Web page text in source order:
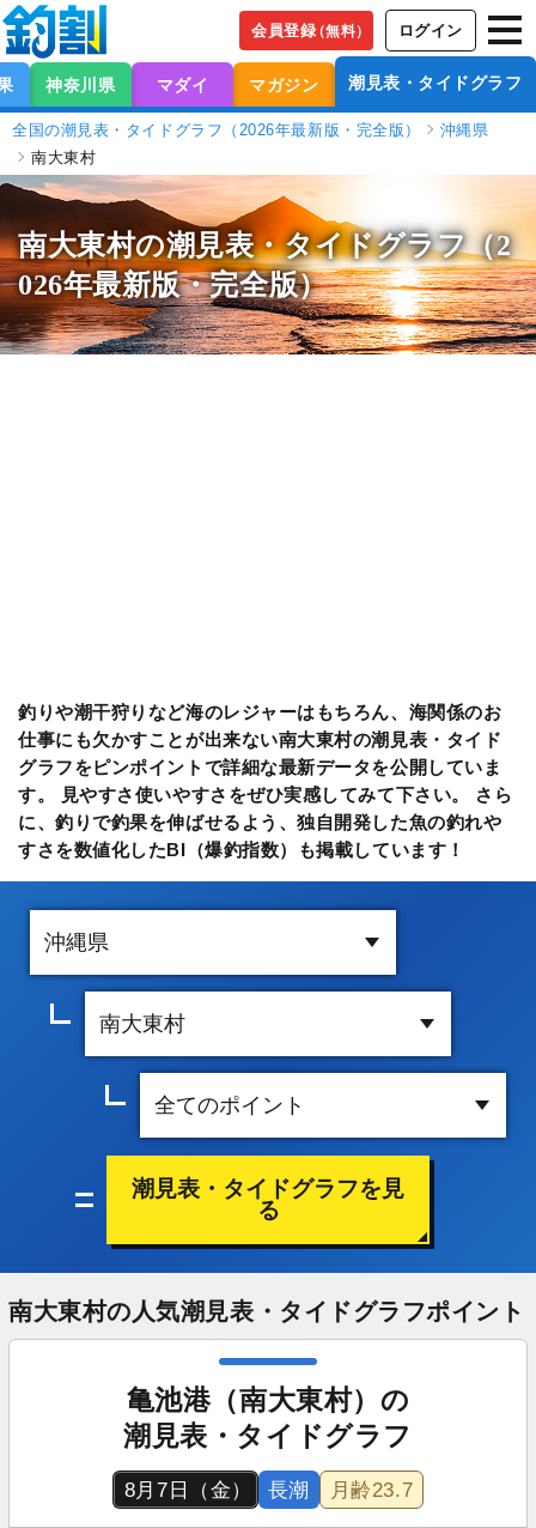
会員登録（無料） ログイン
神奈川県 マダイ マガジン 潮見表・タイドグラフ
全国の潮見表・タイドグラフ（2026年最新版・完全版）
沖縄県
南大東村
南大東村の潮見表・タイドグラフ（2
026年最新版・完全版）
釣りや潮干狩りなど海のレジャーはもちろん、海関係のお
仕事にも欠かすことが出来ない南大東村の潮見表・タイド
グラフをピンポイントで詳細な最新データを公開していま
す。 見やすさ使いやすさをぜひ実感してみて下さい。 さら
に、釣りで釣果を伸ばせるよう、独自開発した魚の釣れや
すさを数値化したBI（爆釣指数）も掲載しています！
潮見表・タイドグラフを見
る
南大東村の人気潮見表・タイドグラフポイント
亀池港（南大東村）の
潮見表・タイドグラフ
8月7日（金） 長潮 月齢23.7